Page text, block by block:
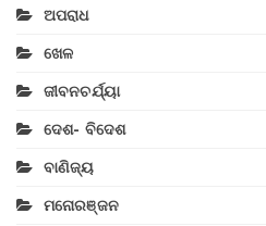
ଅପରାଧ
ଖେଳ
ଜୀବନଚର୍ଯ୍ୟା
ଦେଶ- ବିଦେଶ
ବାଣିଜ୍ୟ
ମନୋରଞ୍ଜନ